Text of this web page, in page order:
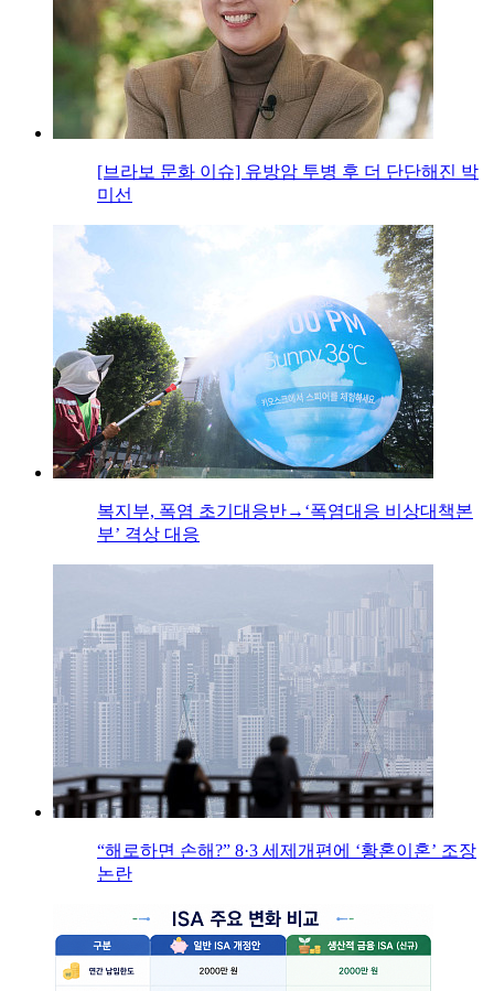
[브라보 문화 이슈] 유방암 투병 후 더 단단해진 박
미선
복지부, 폭염 초기대응반→‘폭염대응 비상대책본
부’ 격상 대응
“해로하면 손해?” 8·3 세제개편에 ‘황혼이혼’ 조장
논란